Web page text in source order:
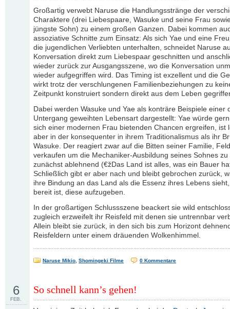
Großartig verwebt Naruse die Handlungsstränge der
Charaktere (drei Liebespaare, Wasuke und seine Frau
jüngste Sohn) zu einem großen Ganzen. Dabei kommen
assoziative Schnitte zum Einsatz: Als sich Yae und eine
die jugendlichen Verliebten unterhalten, schneidet Naruse
Konversation direkt zum Liebespaar geschnitten und
wieder zurück zur Ausgangsszene, wo die Konversation
wieder aufgegriffen wird. Das Timing ist exzellent und die
wirkt trotz der verschlungenen Familienbeziehungen zu
Zeitpunkt konstruiert sondern direkt aus dem Leben
Dabei werden Wasuke und Yae als konträre Beispiele einer
Untergang geweihten Lebensart dargestellt: Yae würde
sich einer modernen Frau bietenden Chancen ergreifen, ist
aber in der konsequenter in ihrem Traditionalismus als ihr
Wasuke. Der reagiert zwar auf die Bitten seiner Familie,
verkaufen um die Mechaniker-Ausbildung seines Sohnes zu
zunächst ablehnend (€žDas Land ist alles, was ein Bauer
Schließlich gibt er aber nach und bleibt gebrochen zurück,
ihre Bindung an das Land als die Essenz ihres Lebens
bereit ist, diese aufzugeben.
In der großartigen Schlussszene beackert sie wild
zugleich erzweifelt ihr Reisfeld mit denen sie untrennbar
Allein bleibt sie zurück, in den sich bis zum Horizont
Reisfeldern unter einem dräuenden Wolkenhimmel.
Naruse Mikio Shomingeki Filme 0 Kommentare
So schnell kann’s gehen!
6
FEB.